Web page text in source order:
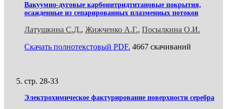
Вакуумно-дуговые карбонитридтитановые покрытия,
осажденные из сепарированных плазменных потоков
Латушкина С.Д., Жижченко А.Г., Посылкина О.И.
Скачать полнотекстовый PDF. 4667 скачиваний
стр. 28-33
Электрохимическое фактурирование поверхности серебра